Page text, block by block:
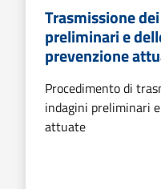
Trasmissione
preliminari e
prevenzione
Procedimento di
indagini preliminari
attuate